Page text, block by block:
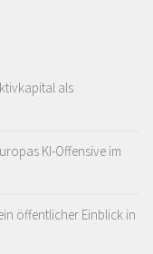
als
KI-Offensive im
öffentlicher Einblick in